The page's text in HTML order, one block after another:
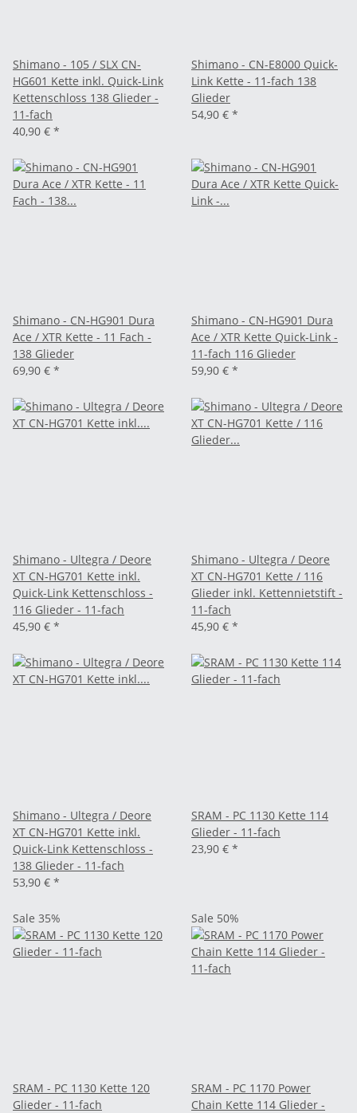
Shimano - 105 / SLX CN-
HG601 Kette inkl. Quick-Link
Kettenschloss 138 Glieder -
11-fach
40,90 € *
Shimano - CN-E8000 Quick-
Link Kette - 11-fach 138
Glieder
54,90 € *
Shimano - CN-HG901 Dura
Ace / XTR Kette - 11 Fach -
138 Glieder
69,90 € *
Shimano - CN-HG901 Dura
Ace / XTR Kette Quick-Link -
11-fach 116 Glieder
59,90 € *
Shimano - Ultegra / Deore
XT CN-HG701 Kette inkl.
Quick-Link Kettenschloss -
116 Glieder - 11-fach
45,90 € *
Shimano - Ultegra / Deore
XT CN-HG701 Kette / 116
Glieder inkl. Kettennietstift -
11-fach
45,90 € *
Shimano - Ultegra / Deore
XT CN-HG701 Kette inkl.
Quick-Link Kettenschloss -
138 Glieder - 11-fach
53,90 € *
SRAM - PC 1130 Kette 114
Glieder - 11-fach
23,90 € *
Sale 35%
SRAM - PC 1130 Kette 120
Glieder - 11-fach
Sale 50%
SRAM - PC 1170 Power
Chain Kette 114 Glieder -